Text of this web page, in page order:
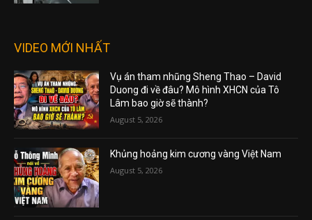
VIDEO MỚI NHẤT
Vụ án tham nhũng Sheng Thao – David
Duong đi về đâu? Mô hình XHCN của Tô
Lâm bao giờ sẽ thành?
August 5, 2026
Khủng hoảng kim cương vàng Việt Nam
August 5, 2026